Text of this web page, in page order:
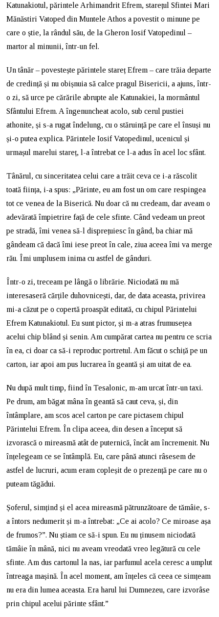
Katunakiotul, părintele Arhimandrit Efrem, starețul Sfintei Mari
Mănăstiri Vatoped din Muntele Athos a povestit o minune pe
care o știe, la rândul său, de la Gheron Iosif Vatopedinul –
martor al minunii, într-un fel.
Un tânăr – povestește părintele stareț Efrem – care trăia departe
de credință și nu obișnuia să calce pragul Bisericii, a ajuns, într-
o zi, să urce pe cărările abrupte ale Katunakiei, la mormântul
Sfântului Efrem. A îngenuncheat acolo, sub cerul pustiei
athonite, și s-a rugat îndelung, cu o stăruință pe care el însuși nu
și-o putea explica. Părintele Iosif Vatopedinul, ucenicul și
urmașul marelui stareț, l-a întrebat ce l-a adus în acel loc sfânt.
Tânărul, cu sinceritatea celui care a trăit ceva ce i-a răscolit
toată ființa, i-a spus: „Părinte, eu am fost un om care respingea
tot ce venea de la Biserică. Nu doar că nu credeam, dar aveam o
adevărată împietrire față de cele sfinte. Când vedeam un preot
pe stradă, îmi venea să-l disprețuiesc în gând, ba chiar mă
gândeam că dacă îmi iese preot în cale, ziua aceea îmi va merge
rău. Îmi umplusem inima cu astfel de gânduri.
Într-o zi, treceam pe lângă o librărie. Niciodată nu mă
interesaseră cărțile duhovnicești, dar, de data aceasta, privirea
mi-a căzut pe o copertă proaspăt editată, cu chipul Părintelui
Efrem Katunakiotul. Eu sunt pictor, și m-a atras frumusețea
acelui chip blând și senin. Am cumpărat cartea nu pentru ce scria
în ea, ci doar ca să-i reproduc portretul. Am făcut o schiță pe un
carton, iar apoi am pus lucrarea în geantă și am uitat de ea.
Nu după mult timp, fiind în Tesalonic, m-am urcat într-un taxi.
Pe drum, am băgat mâna în geantă să caut ceva, și, din
întâmplare, am scos acel carton pe care pictasem chipul
Părintelui Efrem. În clipa aceea, din desen a început să
izvorască o mireasmă atât de puternică, încât am încremenit. Nu
înțelegeam ce se întâmplă. Eu, care până atunci râsesem de
astfel de lucruri, acum eram copleșit de o prezență pe care nu o
puteam tăgădui.
Șoferul, simțind și el acea mireasmă pătrunzătoare de tămâie, s-
a întors nedumerit și m-a întrebat: „Ce ai acolo? Ce miroase așa
de frumos?”. Nu știam ce să-i spun. Eu nu ținusem niciodată
tămâie în mână, nici nu aveam vreodată vreo legătură cu cele
sfinte. Am dus cartonul la nas, iar parfumul acela ceresc a umplut
întreaga mașină. În acel moment, am înțeles că ceea ce simțeam
nu era din lumea aceasta. Era harul lui Dumnezeu, care izvorâse
prin chipul acelui părinte sfânt.”